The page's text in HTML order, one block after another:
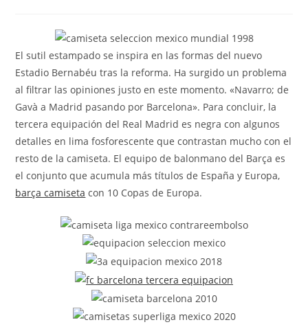
El sutil estampado se inspira en las formas del nuevo
Estadio Bernabéu tras la reforma. Ha surgido un problema
al filtrar las opiniones justo en este momento. «Navarro; de
Gavà a Madrid pasando por Barcelona». Para concluir, la
tercera equipación del Real Madrid es negra con algunos
detalles en lima fosforescente que contrastan mucho con el
resto de la camiseta. El equipo de balonmano del Barça es
el conjunto que acumula más títulos de España y Europa,
barça camiseta con 10 Copas de Europa.